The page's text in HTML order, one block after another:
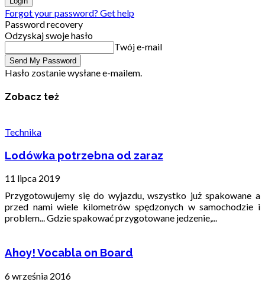
Forgot your password? Get help
Password recovery
Odzyskaj swoje hasło
Twój e-mail
Hasło zostanie wysłane e-mailem.
Zobacz też
Technika
Lodówka potrzebna od zaraz
11 lipca 2019
Przygotowujemy się do wyjazdu, wszystko już spakowane a
przed nami wiele kilometrów spędzonych w samochodzie i
problem... Gdzie spakować przygotowane jedzenie,...
Ahoy! Vocabla on Board
6 września 2016